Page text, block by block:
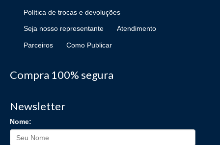
Política de trocas e devoluções
Seja nosso representante Atendimento
Parceiros Como Publicar
Compra 100% segura
Newsletter
Nome: